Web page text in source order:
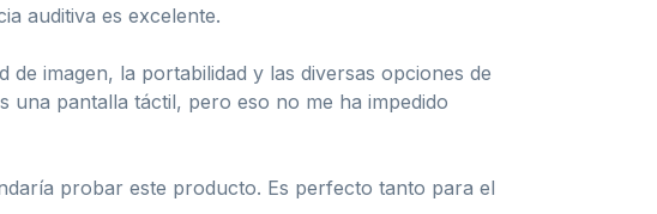
auditiva es excelente.
imagen, la portabilidad y las diversas opciones de
una pantalla táctil, pero eso no me ha impedido
probar este producto. Es perfecto tanto para el